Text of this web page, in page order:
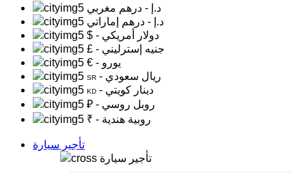
د.إ - درهم مغربي
د.إ - درهم إماراتي
$
- دولار أمريكي
£
- جنيه إسترليني
€
- يورو
SR - ريال سعودي
KD
- دينار كويتي
₽
- روبل روسي
₹
- روبية هندية
تأجير سيارة
تأجير سيارة